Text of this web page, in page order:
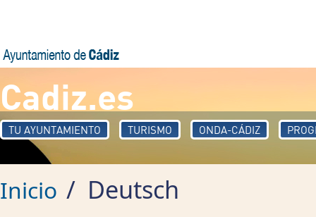
Cadiz.es
TU AYUNTAMIENTO TURISMO ONDA-CÁDIZ
Inicio / Deutsch